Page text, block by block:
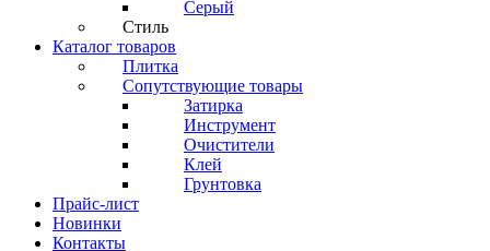
Серый
Стиль
Каталог товаров
Плитка
Сопутствующие товары
Затирка
Инструмент
Очистители
Клей
Грунтовка
Прайс-лист
Новинки
Контакты